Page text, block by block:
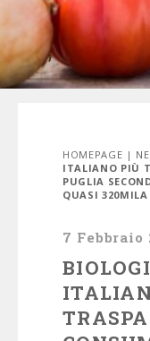
HOMEPAGE |
ITALIANO PIÙ
PUGLIA
QUASI
7 Febbraio